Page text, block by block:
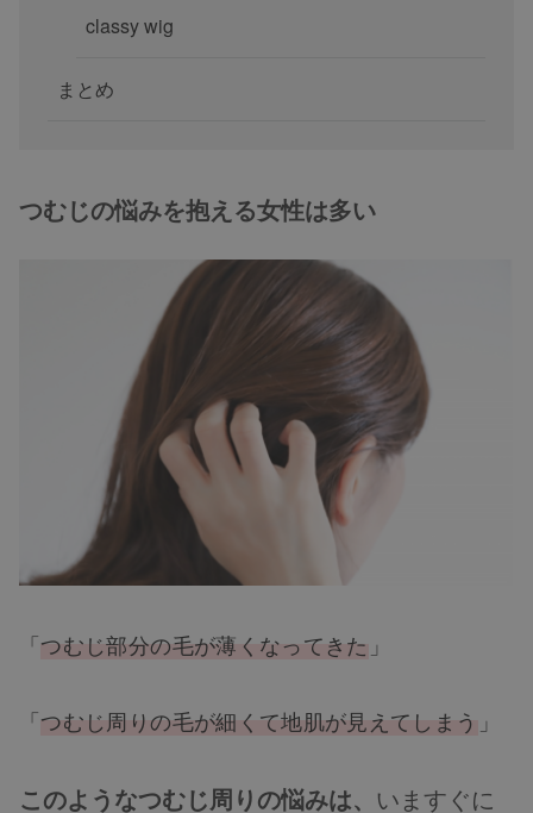
classy wig
まとめ
つむじの悩みを抱える女性は多い
「つむじ部分の毛が薄くなってきた 」
「つむじ周りの毛が細くて地肌が見えてしまう 」
このようなつむじ周りの悩みは、 いますぐに